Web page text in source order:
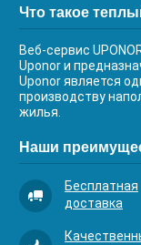
Что такое
Веб-сервис
Uponor и
Uponor является
производству
жилья.
Наши
Бесплатная
доставка